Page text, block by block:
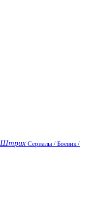
Штрих Сериалы / Боевик /